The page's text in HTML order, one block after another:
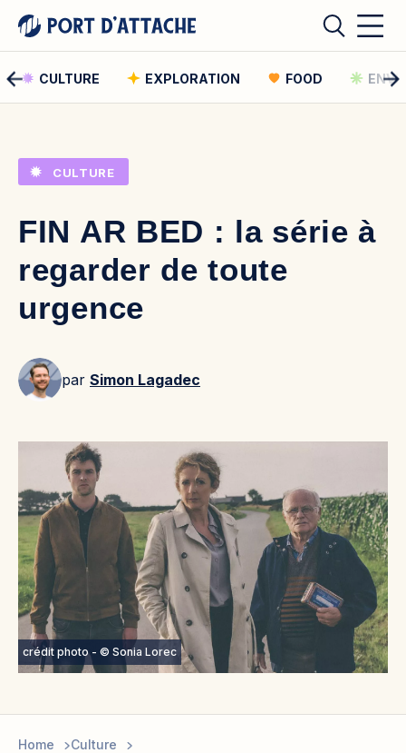
CULTURE EXPLORATION FOOD
Comment pouvons-nous vous aider ?
Rechercher
CULTURE
FIN AR BED : la série à
regarder de toute
urgence
par Simon Lagadec
crédit photo - © Sonia Lorec
Home
Culture